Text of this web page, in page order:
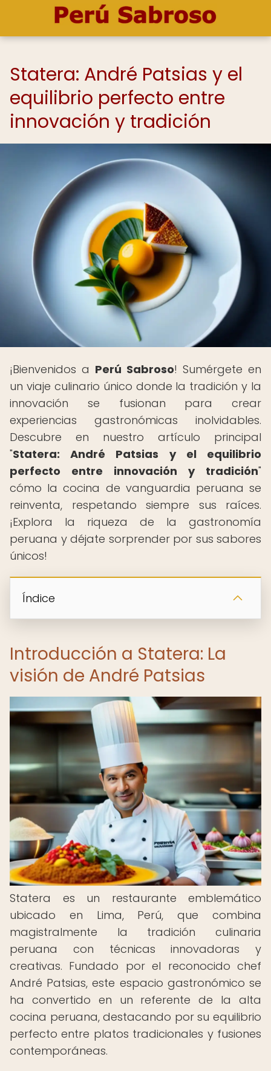
Statera: André Patsias y el
equilibrio perfecto entre
innovación y tradición
¡Bienvenidos a Perú Sabroso! Sumérgete en
un viaje culinario único donde la tradición y la
innovación se fusionan para crear
experiencias gastronómicas inolvidables.
Descubre en nuestro artículo principal
"Statera: André Patsias y el equilibrio
perfecto entre innovación y tradición"
cómo la cocina de vanguardia peruana se
reinventa, respetando siempre sus raíces.
¡Explora la riqueza de la gastronomía
peruana y déjate sorprender por sus sabores
únicos!
Índice
Introducción a Statera: La
visión de André Patsias
Statera es un restaurante emblemático
ubicado en Lima, Perú, que combina
magistralmente la tradición culinaria
peruana con técnicas innovadoras y
creativas. Fundado por el reconocido chef
André Patsias, este espacio gastronómico se
ha convertido en un referente de la alta
cocina peruana, destacando por su equilibrio
perfecto entre platos tradicionales y fusiones
contemporáneas.